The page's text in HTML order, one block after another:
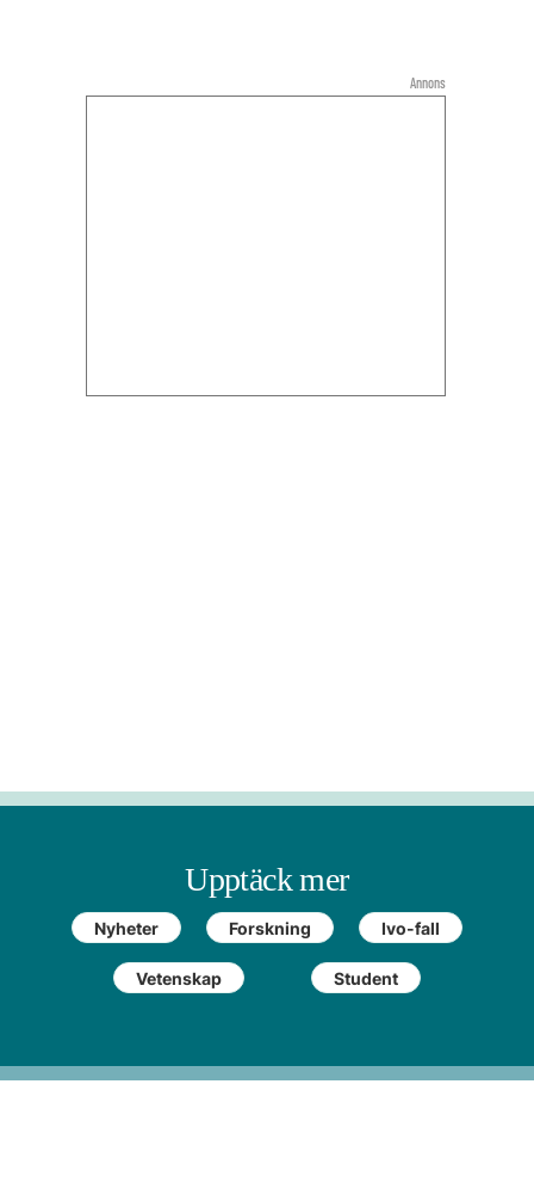
Upptäck mer
Nyheter Forskning Ivo-fall
Vetenskap Student
Annons